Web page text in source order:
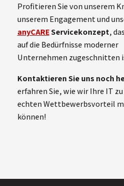
Profitieren Sie von unserem
unserem Engagement und
anyCAREServicekonzept,
auf die Bedürfnisse moderner
Unternehmen zugeschnitten
Kontaktieren Sie uns noch
erfahren Sie, wie wir Ihre IT
echten Wettbewerbsvorteil
können!